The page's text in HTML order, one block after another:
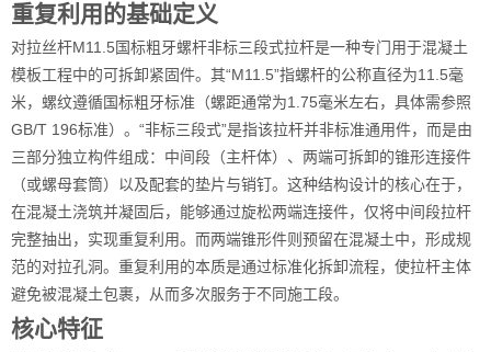
重复利用的基础定义
对拉丝杆M11.5国标粗牙螺杆非标三段式拉杆是一种专门用于混凝土
模板工程中的可拆卸紧固件。其“M11.5”指螺杆的公称直径为11.5毫
米，螺纹遵循国标粗牙标准（螺距通常为1.75毫米左右，具体需参照
GB/T 196标准）。“非标三段式”是指该拉杆并非标准通用件，而是由
三部分独立构件组成：中间段（主杆体）、两端可拆卸的锥形连接件
（或螺母套筒）以及配套的垫片与销钉。这种结构设计的核心在于，
在混凝土浇筑并凝固后，能够通过旋松两端连接件，仅将中间段拉杆
完整抽出，实现重复利用。而两端锥形件则预留在混凝土中，形成规
范的对拉孔洞。重复利用的本质是通过标准化拆卸流程，使拉杆主体
避免被混凝土包裹，从而多次服务于不同施工段。
核心特征